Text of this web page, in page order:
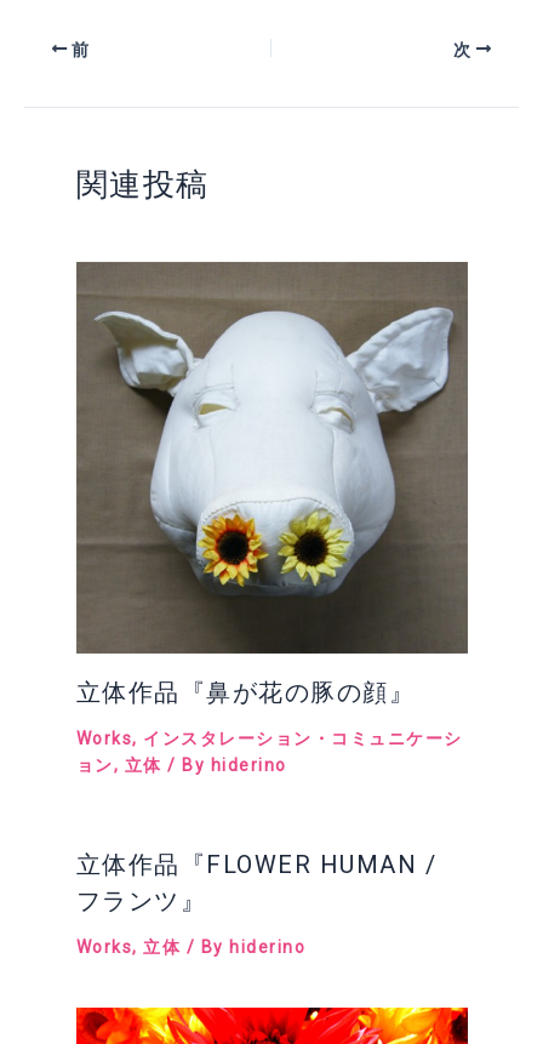
前 次
関連投稿
立体作品『鼻が花の豚の顔』
Works, インスタレーション・コミュニケーシ
ョン, 立体 / By hiderino
立体作品『FLOWER HUMAN /
フランツ』
Works, 立体 / By hiderino